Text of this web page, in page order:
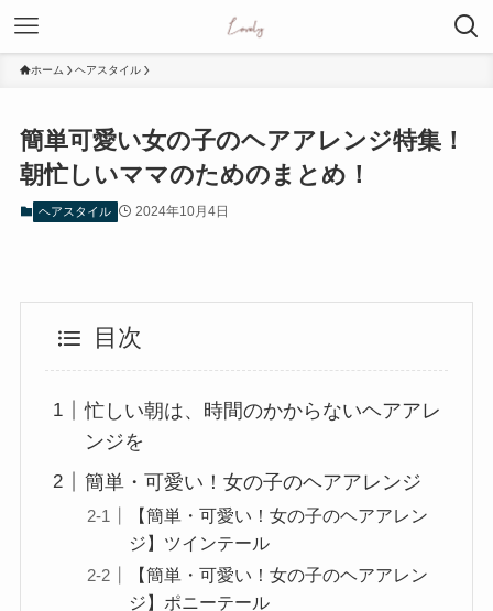
ホーム ヘアスタイル
簡単可愛い女の子のヘアアレンジ特集！
朝忙しいママのためのまとめ！
ヘアスタイル 2024年10月4日
目次
忙しい朝は、時間のかからないヘアアレ
ンジを
簡単・可愛い！女の子のヘアアレンジ
【簡単・可愛い！女の子のヘアアレン
ジ】ツインテール
【簡単・可愛い！女の子のヘアアレン
ジ】ポニーテール